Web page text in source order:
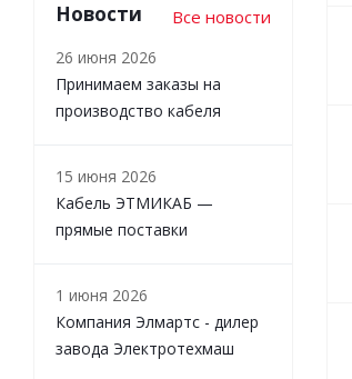
Новости Все новости
26 июня 2026
Принимаем заказы на
производство кабеля
15 июня 2026
Кабель ЭТМИКАБ —
прямые поставки
1 июня 2026
Компания Элмартс - дилер
завода Электротехмаш